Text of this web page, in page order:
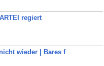
regiert
wieder | Bares f